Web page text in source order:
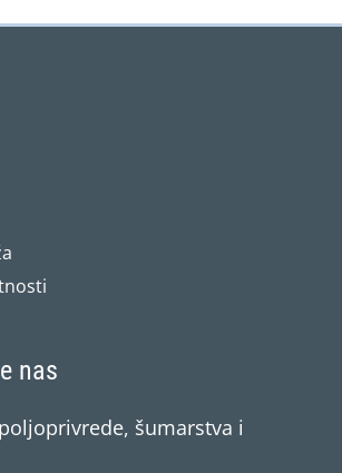
nas
šumarstva i